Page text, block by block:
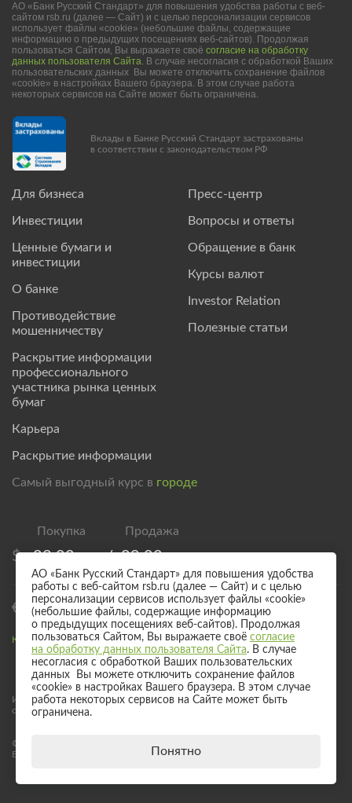
Для бизнеса
Инвестиции
Ценные бумаги и
инвестиции
О банке
Противодействие
мошенничеству
Раскрытие информации
профессионального
участника рынка ценных
бумаг
Карьера
Раскрытие информации
Пресс-центр
Вопросы и ответы
Обращение в банк
Курсы валют
Investor Relation
Полезные статьи
АО «Банк Русский Стандарт» для повышения удобства работы с веб-
сайтом rsb.ru (далее — Сайт) и с целью персонализации сервисов
использует файлы «cookie» (небольшие файлы, содержащие
информацию о предыдущих посещениях веб-сайтов). Продолжая
пользоваться Сайтом, Вы выражаете своё согласие на обработку
данных пользователя Сайта. В случае несогласия с обработкой Ваших
пользовательских данных Вы можете отключить сохранение файлов
«cookie» в настройках Вашего браузера. В этом случае работа
некоторых сервисов на Сайте может быть ограничена.
Вклады в Банке Русский Стандарт застрахованы
в соответствии с законодательством РФ
Самый выгодный курс в городе
$ 83,00 / 89,00
€ 95,00 / 101,00
Курс валют для безналичного обмена
Информация о процентных ставках по договорам банковского вклада
с физическими лицами
© 2017 - 2026 АО «Банк Русский Стандарт». Универсальная лицензия
Банка России № 2289 выдана бессрочно 04 сентября 2024 года.
АО «Банк Русский Стандарт» для повышения удобства
работы с веб-сайтом rsb.ru (далее — Сайт) и с целью
персонализации сервисов использует файлы «cookie»
(небольшие файлы, содержащие информацию
о предыдущих посещениях веб-сайтов). Продолжая
пользоваться Сайтом, Вы выражаете своё согласие
на обработку данных пользователя Сайта. В случае
несогласия с обработкой Ваших пользовательских
данных Вы можете отключить сохранение файлов
«cookie» в настройках Вашего браузера. В этом случае
работа некоторых сервисов на Сайте может быть
ограничена.
Понятно